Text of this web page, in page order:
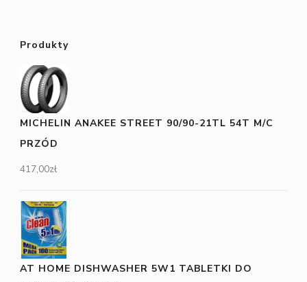
Produkty
MICHELIN ANAKEE STREET 90/90-21TL 54T M/C
PRZÓD
417,00zł
AT HOME DISHWASHER 5W1 TABLETKI DO